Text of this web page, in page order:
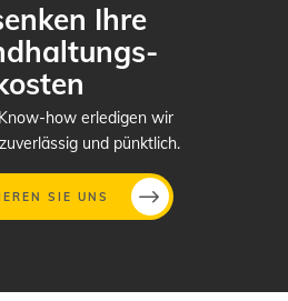
Ihre
how erledigen wir
und pünktlich.
SIE UNS